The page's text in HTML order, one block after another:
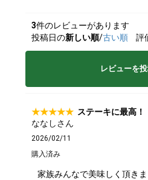
タレ類 村沢牛
サステナブル・和牛
（熟）
3件のレビューがあります
投稿日の新しい順/古い順 評
レビューを
ステーキに最高！
ななしさん
2026/02/11
購入済み
家族みんなで美味しく頂き